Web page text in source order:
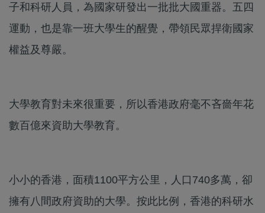
子和科研人員，為國家研發出一批批大國重器。五四
運動，也是靠一班大學生的醒覺，帶領民眾捍衛國家
權益及尊嚴。
大學教育對未來很重要，所以香港政府毫不吝嗇年花
數百億來資助大學教育。
小小的香港，面積1100平方公里，人口740多萬，卻
擁有八間政府資助的大學。按此比例，香港的科研水